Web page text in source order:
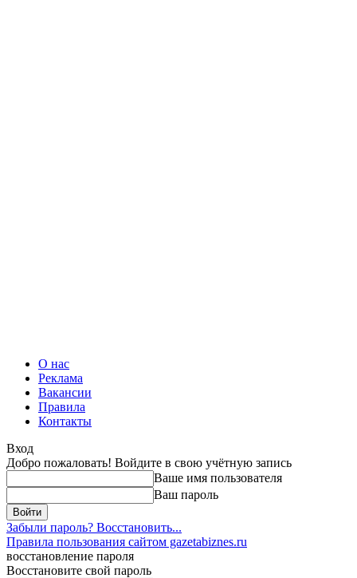
О нас
Реклама
Вакансии
Правила
Контакты
Вход
Добро пожаловать! Войдите в свою учётную запись
Ваше имя пользователя
Ваш пароль
Забыли пароль? Восстановить...
Правила пользования сайтом gazetabiznes.ru
восстановление пароля
Восстановите свой пароль